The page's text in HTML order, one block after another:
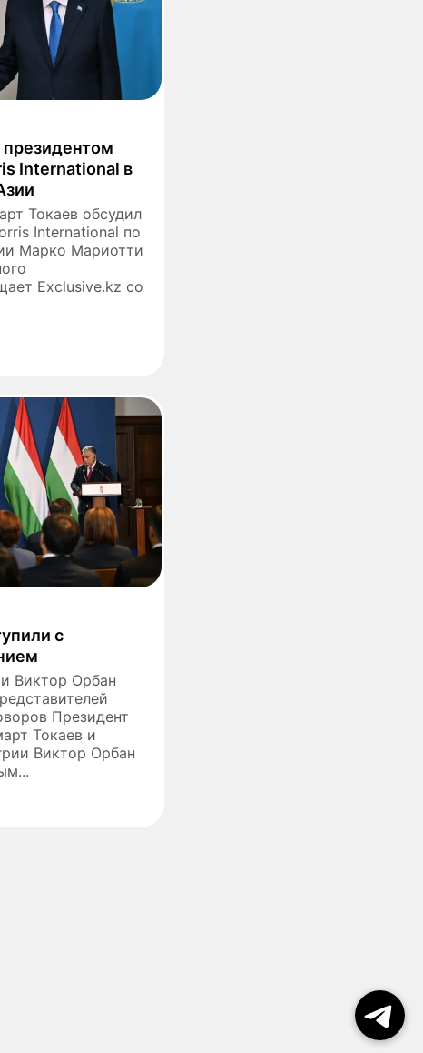
президентом
International в
Токаев обсудил
International по
Марко Мариотти
Exclusive.kz со
с
Виктор Орбан
Президент
Токаев и
Виктор Орбан